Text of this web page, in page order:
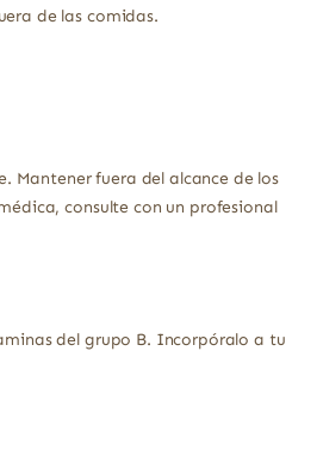
de las comidas.
Mantener fuera del alcance de los
consulte con un profesional
del grupo B. Incorpóralo a tu